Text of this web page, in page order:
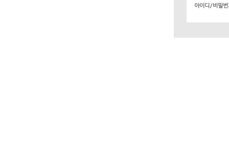
아이디/비밀번